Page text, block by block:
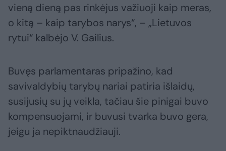
vieną dieną pas rinkėjus važiuoji kaip meras,
o kitą – kaip tarybos narys“, – „Lietuvos
rytui“ kalbėjo V. Gailius.
Buvęs parlamentaras pripažino, kad
savivaldybių tarybų nariai patiria išlaidų,
susijusių su jų veikla, tačiau šie pinigai buvo
kompensuojami, ir buvusi tvarka buvo gera,
jeigu ja nepiktnaudžiauji.